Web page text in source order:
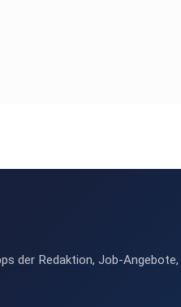
der Redaktion, Job-Angebote,